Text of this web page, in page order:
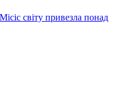
світу привезла понад